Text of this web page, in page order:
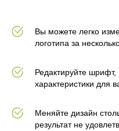
Вы можете легко
логотипа за
Редактируйте
характеристики для
Меняйте дизайн
результат не